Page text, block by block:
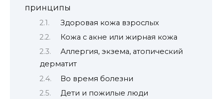
принципы
Здоровая кожа взрослых
Кожа с акне или жирная кожа
Аллергия, экзема, атопический
дерматит
Во время болезни
Дети и пожилые люди